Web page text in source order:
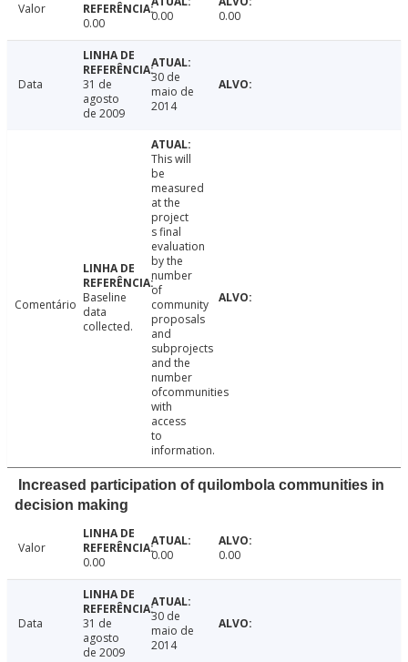
Valor
0.00
0.00 0.00
Data
31 de
agosto
de 2009
30 de
maio de
2014
Comentário Baseline
data
collected.
This will
be
measured
at the
project
s final
evaluation
by the
number
of
community
proposals
and
subprojects
and the
number
ofcommunities
with
access
to
information.
Increased participation of quilombola communities in
decision making
Valor
0.00
0.00 0.00
Data
31 de
agosto
de 2009
30 de
maio de
2014